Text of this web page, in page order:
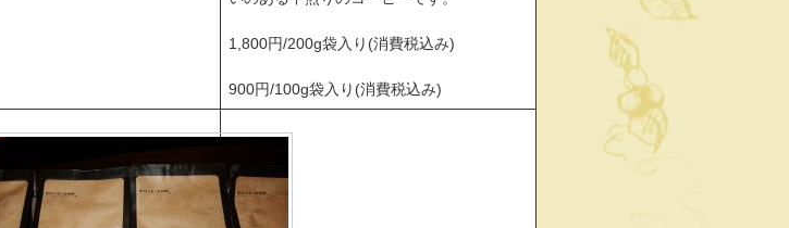
1,800円/200g袋入り(消費税込み)
900円/100g袋入り(消費税込み)